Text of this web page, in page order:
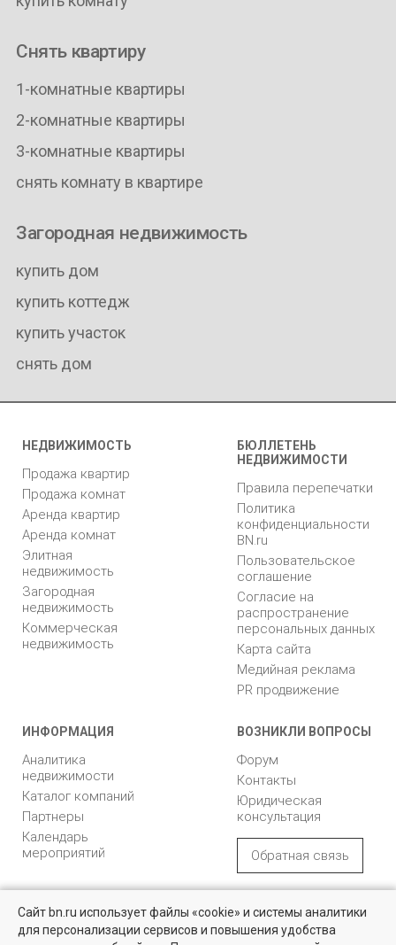
Найти квартиру - это просто!
Снять квартиру
1-комнатные квартиры
2-комнатные квартиры
3-комнатные квартиры
снять комнату в квартире
Загородная недвижимость
купить дом
купить коттедж
купить участок
снять дом
НЕДВИЖИМОСТЬ
Продажа квартир
Продажа комнат
Аренда квартир
Аренда комнат
Элитная
недвижимость
Загородная
недвижимость
Коммерческая
недвижимость
БЮЛЛЕТЕНЬ
НЕДВИЖИМОСТИ
Правила перепечатки
Политика
конфиденциальности
BN.ru
Пользовательское
соглашение
Согласие на
распространение
персональных данных
Карта сайта
Медийная реклама
PR продвижение
ИНФОРМАЦИЯ
Аналитика
недвижимости
Каталог компаний
Партнеры
Календарь
мероприятий
ВОЗНИКЛИ ВОПРОСЫ
Форум
Контакты
Юридическая
консультация
Обратная связь
с ограниченной
ответственностью
«БН»
Сайт bn.ru использует файлы «cookie» и системы аналитики
для персонализации сервисов и повышения удобства